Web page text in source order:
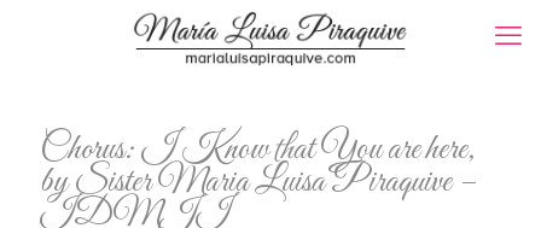
Chorus: I Know that You are here,
by Sister Maria Luisa Piraquive –
IDMJI